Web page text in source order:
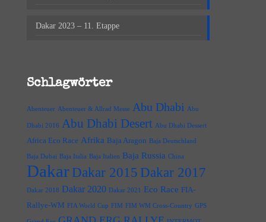
Dakar 2023 – 11. Etappe
Schlagwörter
Abenteuer Abenteuer & Allrad Messe Abu Dhabi Abu
Dhabi 2016 Abu Dhabi Desert Abu Dhabi Dessert
Africa Eco Race Afrika Baja Aragon Baja Deutschland
Baja Dubai Baja Italia Baja Italien Baja Russia China
Dakar Dakar 2015 Dakar 2017
Dakar 2018 Dakar 2020 Dakar 2021 Eco Race FIA-
Rallye-WM
FIA World Cup FIM FIM WM Cross-Country GPS